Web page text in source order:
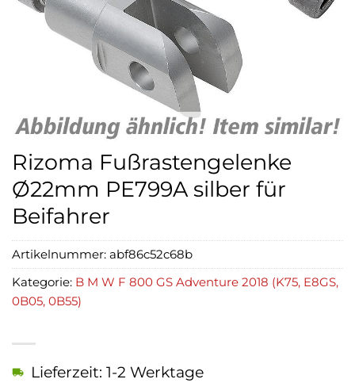
Rizoma Fußrastengelenke
Ø22mm PE799A silber für
Beifahrer
Lieferzeit: 1-2 Werktage
Artikelnummer: abf86c52c68b
Kategorie: B M W F 800 GS Adventure 2018 (K75, E8GS,
0B05, 0B55)